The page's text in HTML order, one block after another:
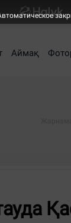
Аймақ